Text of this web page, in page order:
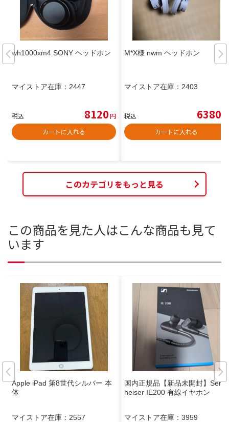
wh1000xm4 SONY ヘッドホン
マイストア在庫： 2447
税込 8120円
カートに入れる
M*X様 nwm ヘッドホン
マイストア在庫： 2403
税込 6380
カートに入れる
このカテゴリをもっと見る
この商品を見た人はこんな商品も見て
います
Apple iPad 第8世代シルバー 本
体
マイストア在庫： 2557
国内正規品【新品未開封】Senn
heiser IE200 有線イヤホン
マイストア在庫： 3959